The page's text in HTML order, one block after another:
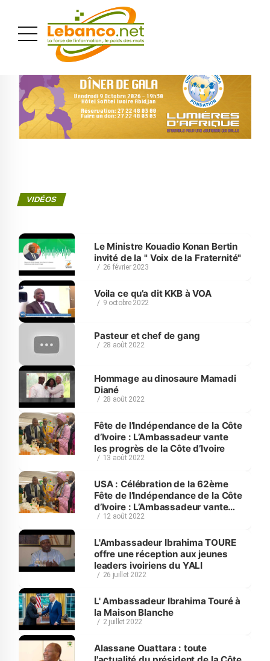
VIDÉOS
Le Ministre Kouadio Konan Bertin
invité de la " Voix de la Fraternité"
26 février 2023
Voila ce qu’a dit KKB à VOA
9 octobre 2022
Pasteur et chef de gang
28 août 2022
Hommage au dinosaure Mamadi
Diané
28 août 2022
Fête de l’Indépendance de la Côte
d’Ivoire : L’Ambassadeur vante
les progrès de la Côte d’Ivoire
13 août 2022
USA : Célébration de la 62ème
Fête de l’Indépendance de la Côte
d’Ivoire : L’Ambassadeur vante
les progrès remarquables de la
12 août 2022
L'Ambassadeur Ibrahima TOURE
offre une réception aux jeunes
leaders ivoiriens du YALI
26 juillet 2022
L' Ambassadeur Ibrahima Touré à
la Maison Blanche
2 juillet 2022
Alassane Ouattara : toute